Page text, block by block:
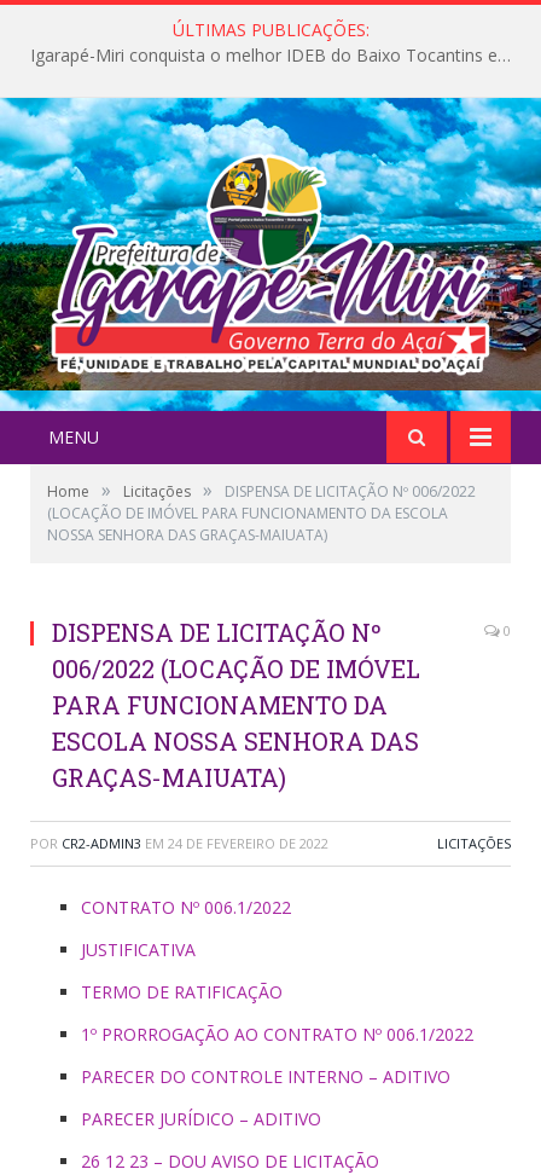
ÚLTIMAS PUBLICAÇÕES:
Igarapé-Miri conquista o melhor IDEB do Baixo Tocantins e avança na qualidade da educação pública
MENU
Home » Licitações »
DISPENSA DE LICITAÇÃO Nº 006/2022
(LOCAÇÃO DE IMÓVEL PARA FUNCIONAMENTO DA ESCOLA
NOSSA SENHORA DAS GRAÇAS-MAIUATA)
DISPENSA DE LICITAÇÃO Nº
006/2022 (LOCAÇÃO DE IMÓVEL
PARA FUNCIONAMENTO DA
ESCOLA NOSSA SENHORA DAS
GRAÇAS-MAIUATA)
0
POR CR2-ADMIN3 EM 24 DE FEVEREIRO DE 2022 LICITAÇÕES
CONTRATO Nº 006.1/2022
JUSTIFICATIVA
TERMO DE RATIFICAÇÃO
1º PRORROGAÇÃO AO CONTRATO Nº 006.1/2022
PARECER DO CONTROLE INTERNO – ADITIVO
PARECER JURÍDICO – ADITIVO
26 12 23 – DOU AVISO DE LICITAÇÃO